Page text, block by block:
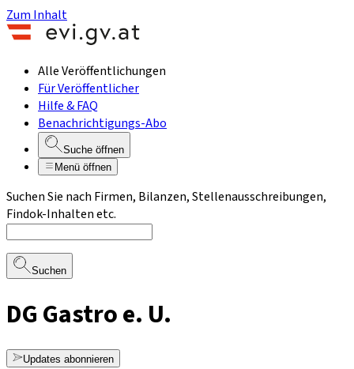
Zum Inhalt
Alle Veröffentlichungen
Für Veröffentlicher
Hilfe & FAQ
Benachrichtigungs-Abo
Suche öffnen
Menü öffnen
Suchen Sie nach Firmen, Bilanzen, Stellenausschreibungen,
Findok-Inhalten etc.
Suchen
DG Gastro e. U.
Updates abonnieren